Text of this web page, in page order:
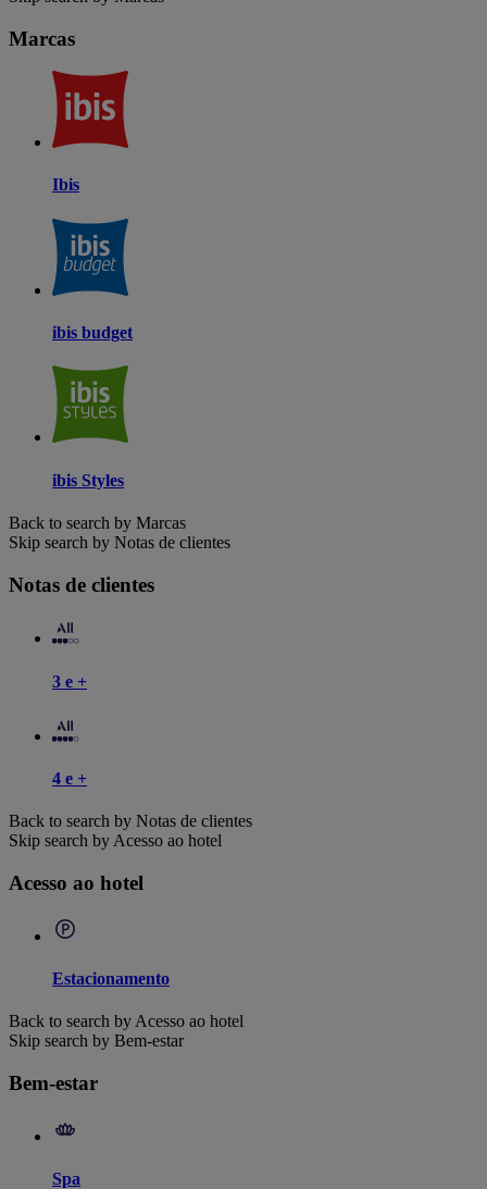
Marcas
Ibis
ibis budget
ibis Styles
Back to search by Marcas
Skip search by Notas de clientes
Notas de clientes
3 e +
4 e +
Back to search by Notas de clientes
Skip search by Acesso ao hotel
Acesso ao hotel
Estacionamento
Back to search by Acesso ao hotel
Skip search by Bem-estar
Bem-estar
Spa